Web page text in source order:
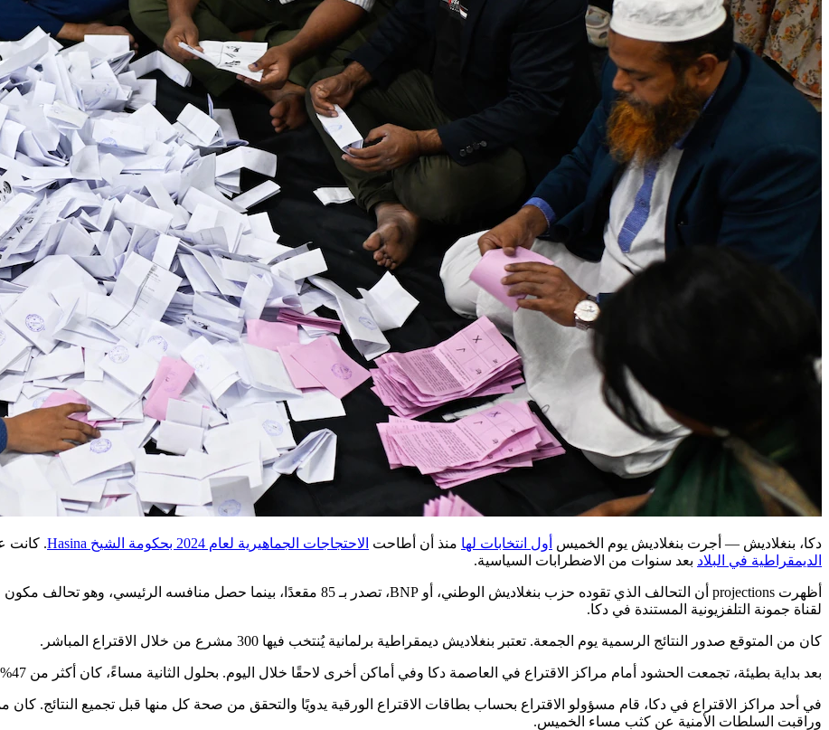
دكا، بنغلاديش — أجرت بنغلاديش يوم الخميس أول انتخابات لها منذ أن أطاحت الاحتجاجات الجماهيرية لعام 2024 بحكومة الشيخ Hasina
. كانت
الديمقراطية في البلاد بعد سنوات من الاضطرابات السياسية.
لقناة جمونة التلفزيونية المستندة في دكا.
كان من المتوقع صدور النتائج الرسمية يوم الجمعة. تعتبر بنغلاديش ديمقراطية برلمانية يُنتخب فيها 300 مشرع من خلال الاقتراع المباشر.
بعد بداية بطيئة، تجمعت الحشود أمام مراكز الاقتراع في العاصمة دكا وفي أماكن أخرى لاحقًا خلال اليوم. بحلول الثانية مساءً، كان أكثر من 47% من الناخبين قد أدلوا بأصواتهم، وفقًا لللجنة الانتخابية.
في أحد مراكز الاقتراع في دكا، قام مسؤولو الاقتراع بحساب بطاقات الاقتراع الورقية يدويًا والتحقق من صحة كل منها قبل تجميع النتائج. كان
وراقبت السلطات الأمنية عن كثب مساء الخميس.